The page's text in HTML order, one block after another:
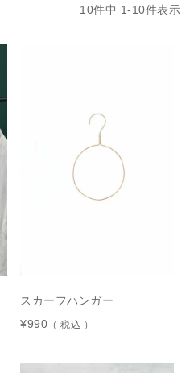
10件中 1- 10件表示
スカーフハンガー
¥990 税込